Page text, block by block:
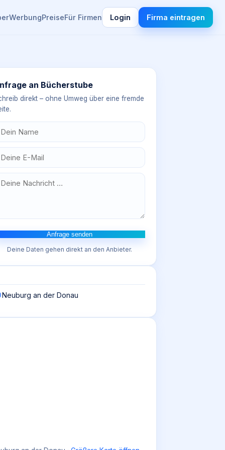
WerbungPreiseFür Firmen Login Firma eintragen
an Bücherstube
direkt – ohne Umweg über eine fremde
Anfrage senden
Deine Daten gehen direkt an den Anbieter.
Neuburg an der Donau